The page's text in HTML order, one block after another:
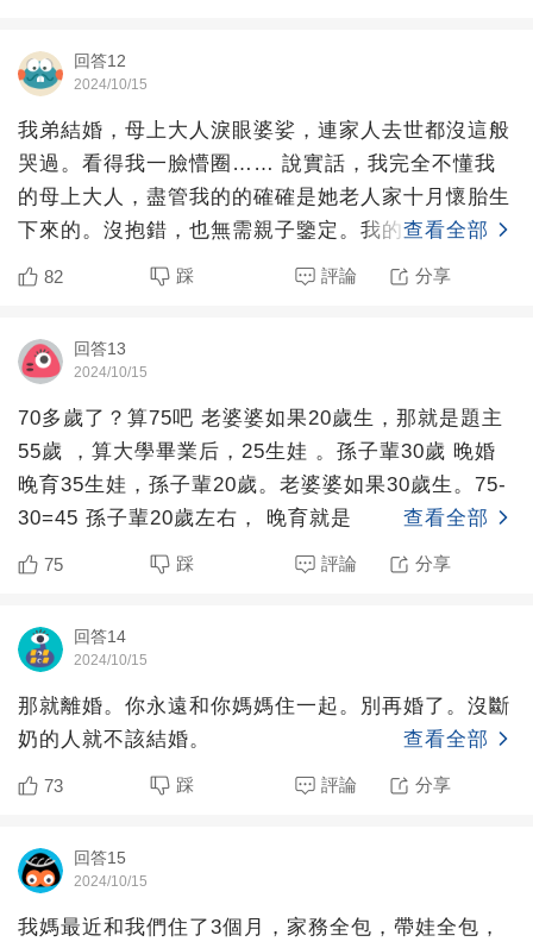
回答12
2024/10/15
我弟結婚，母上大人淚眼婆娑，連家人去世都沒這般
哭過。看得我一臉懵圈…… 說實話，我完全不懂我
的母上大人，盡管我的的確確是她老人家十月懷胎生
下來的。沒抱錯，也無需親子鑒定。我的五官長相、
身材、做事風格，
查看全部
82 踩 評論 分享
回答13
2024/10/15
70多歲了？算75吧 老婆婆如果20歲生，那就是題主
55歲 ，算大學畢業后，25生娃 。孫子輩30歲 晚婚
晚育35生娃，孫子輩20歲。老婆婆如果30歲生。75-
30=45 孫子輩20歲左右， 晚育就是
查看全部
75 踩 評論 分享
回答14
2024/10/15
那就離婚。你永遠和你媽媽住一起。別再婚了。沒斷
奶的人就不該結婚。
查看全部
73 踩 評論 分享
回答15
2024/10/15
我媽最近和我們住了3個月，家務全包，帶娃全包，